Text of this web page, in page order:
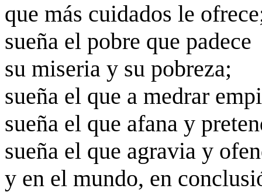
que más cuidados le
sueña el pobre que padece
su miseria y su pobreza;
sueña el que a medrar
sueña el que afana y
sueña el que agravia y
y en el mundo, en